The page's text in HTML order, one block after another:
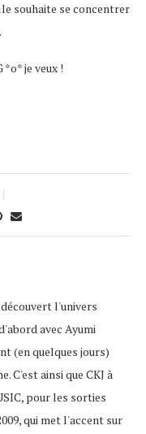
souhaite se concentrer
je veux !
l'univers
avec Ayumi
(en quelques jours)
C'est ainsi que CKJ à
pour les sorties
qui met l'accent sur